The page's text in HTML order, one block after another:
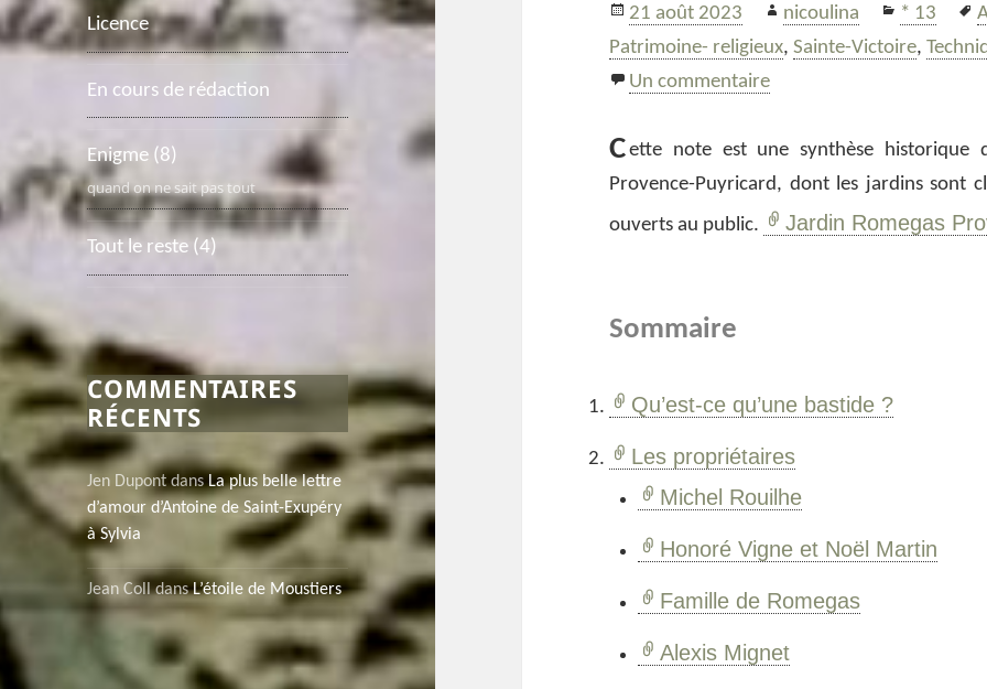
Licence
En cours de rédaction
Enigme (8)
quand on ne sait pas tout
Tout le reste (4)
COMMENTAIRES
RÉCENTS
Jen Dupont dans La plus belle lettre
d’amour d’Antoine de Saint-Exupéry
à Sylvia
Jean ColldansL’étoile de Moustiers
Publié
le
21 août 2023 Auteur
nicoulina Catégories
* 13
Patrimoine- religieux,Sainte-Victoire,
Un commentairesur Bastide de Romegas
Cette note est une synthèse historique
Provence-Puyricard, dont les jardins sont
ouverts au public.
Jardin Romegas
Sommaire
Qu’est-ce qu’une bastide ?
Les propriétaires
Michel Rouilhe
Honoré Vigne et Noël Martin
Famille de Romegas
Alexis Mignet